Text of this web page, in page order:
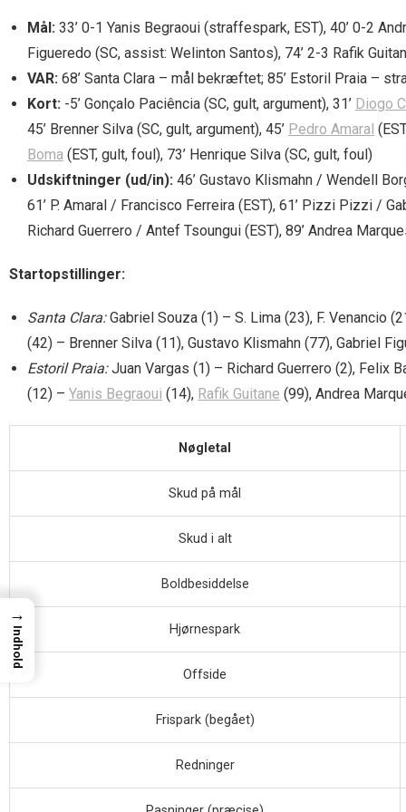
Mål: 33’ 0-1 Yanis Begraoui (straffespark, EST), 40’ 0-2
Figueredo (SC, assist: Welinton Santos), 74’ 2-3 Rafik
VAR: 68’ Santa Clara – mål bekræftet; 85’ Estoril Praia –
Kort: -5’ Gonçalo Paciência (SC, gult, argument), 31’ Diogo
45’ Brenner Silva (SC, gult, argument), 45’ Pedro Amaral
Boma (EST, gult, foul), 73’ Henrique Silva (SC, gult, foul)
Udskiftninger (ud/in): 46’ Gustavo Klismahn / Wendell
61’ P. Amaral / Francisco Ferreira (EST), 61’ Pizzi Pizzi /
Richard Guerrero / Antef Tsoungui (EST), 89’ Andrea
Startopstillinger:
Santa Clara:Gabriel Souza (1) – S. Lima (23), F. Venancio
(42) – Brenner Silva (11), Gustavo Klismahn (77), Gabriel
Estoril Praia:Juan Vargas (1) – Richard Guerrero (2), Felix
(12) – Yanis Begraoui (14), Rafik Guitane (99), Andrea
Nøgletal
Skud på mål
Skud i alt
Boldbesiddelse
Hjørnespark
Offside
Frispark (begået)
Redninger
→
Indhold